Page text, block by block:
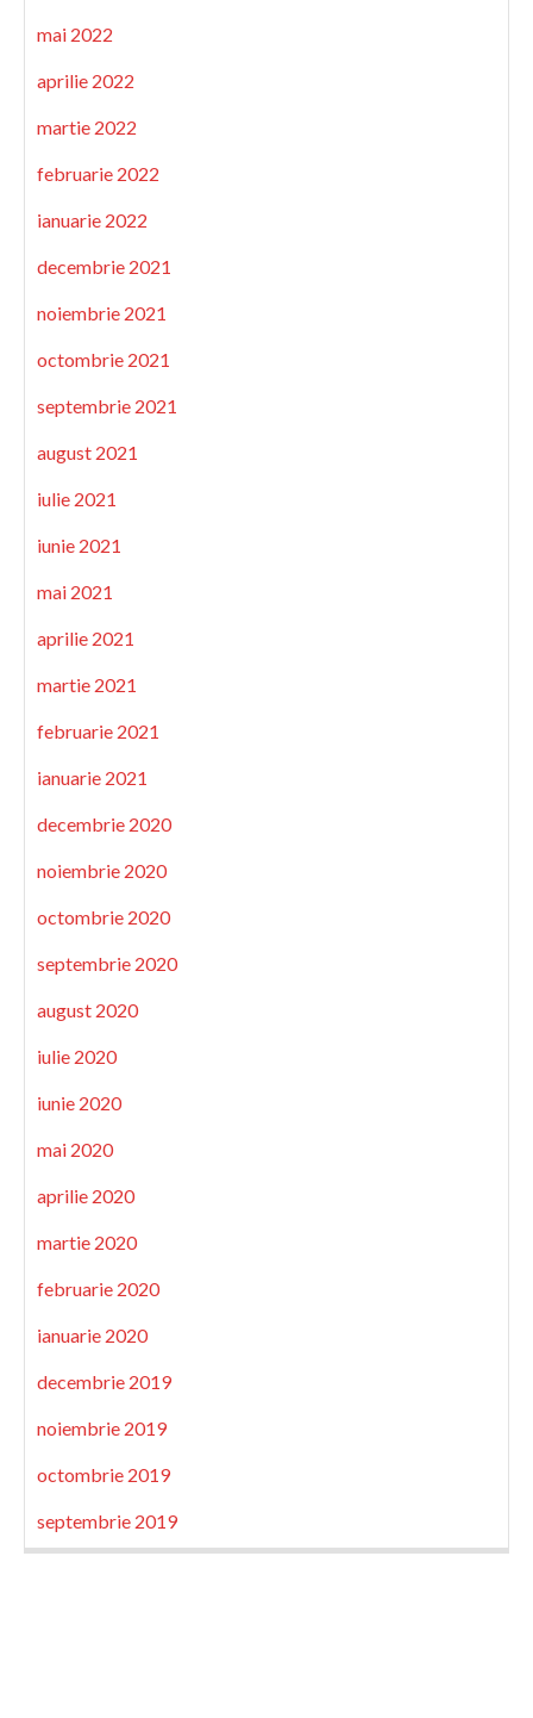
mai 2022
aprilie 2022
martie 2022
februarie 2022
ianuarie 2022
decembrie 2021
noiembrie 2021
octombrie 2021
septembrie 2021
august 2021
iulie 2021
iunie 2021
mai 2021
aprilie 2021
martie 2021
februarie 2021
ianuarie 2021
decembrie 2020
noiembrie 2020
octombrie 2020
septembrie 2020
august 2020
iulie 2020
iunie 2020
mai 2020
aprilie 2020
martie 2020
februarie 2020
ianuarie 2020
decembrie 2019
noiembrie 2019
octombrie 2019
septembrie 2019